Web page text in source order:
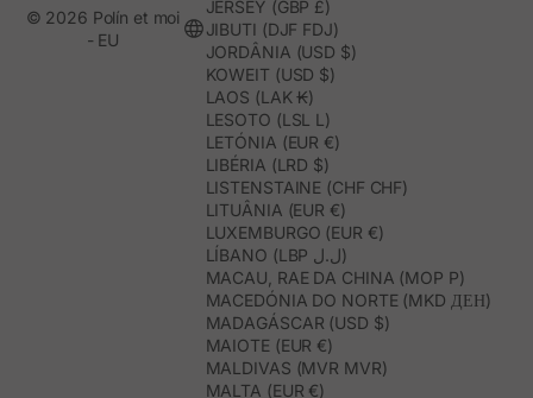
JERSEY (GBP £)
JIBUTI (DJF FDJ)
JORDÂNIA (USD $)
KOWEIT (USD $)
LAOS (LAK ₭)
LESOTO (LSL L)
LETÓNIA (EUR €)
LIBÉRIA (LRD $)
LISTENSTAINE (CHF CHF)
LITUÂNIA (EUR €)
LUXEMBURGO (EUR €)
LÍBANO (LBP ل.ل)
MACAU, RAE DA CHINA (MOP P)
MACEDÓNIA DO NORTE (MKD ДЕН)
MADAGÁSCAR (USD $)
MAIOTE (EUR €)
MALDIVAS (MVR MVR)
MALTA (EUR €)
© 2026 Polín et moi
- EU